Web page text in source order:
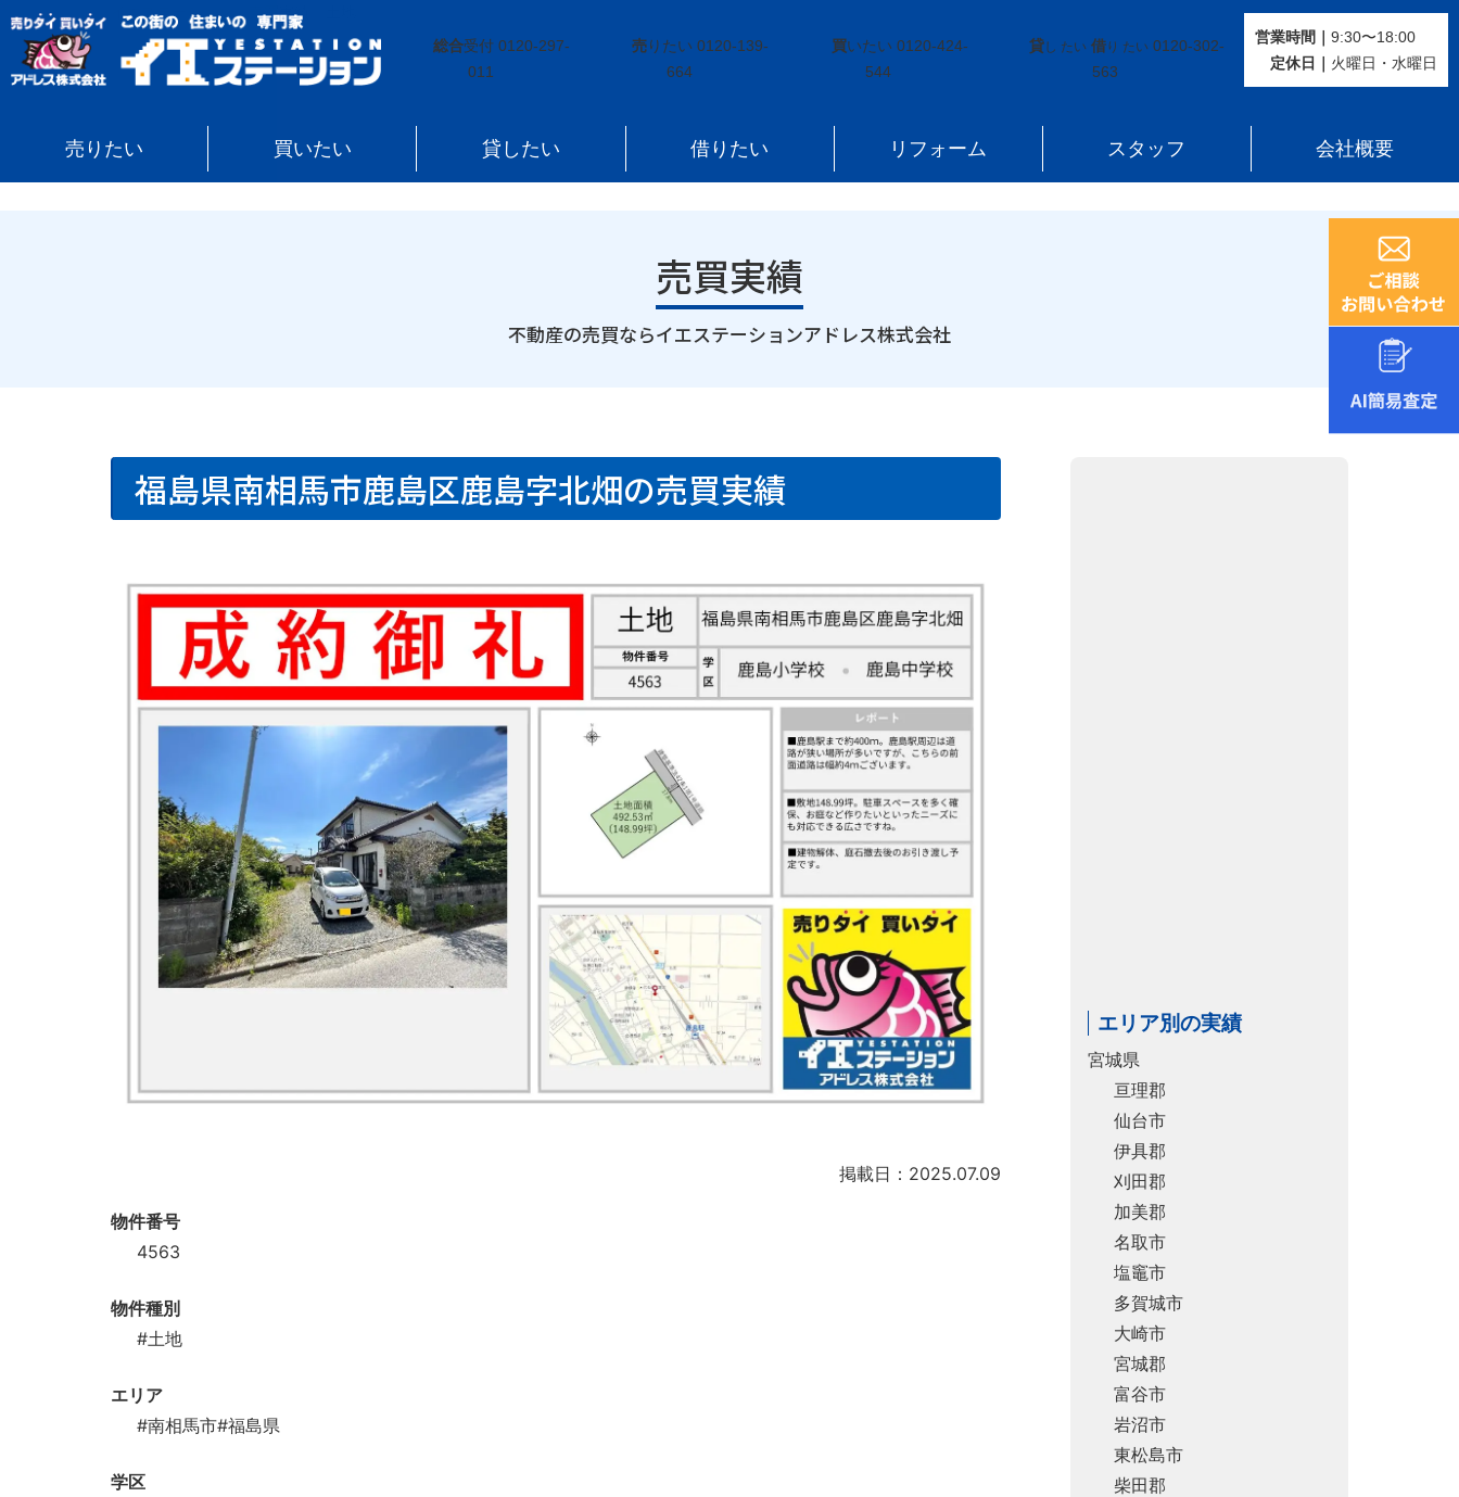
総合受付 0120-297-
011
売りたい 0120-139-
664
買いたい 0120-424-
544
貸し たい 借り たい 0120-302-
563
営業時間｜ 9:30〜18:00
定休⽇｜ 火曜⽇・水曜⽇
売りたい 買いたい 貸したい 借りたい リフォーム スタッフ 会社概要
イエステーション » 売買実績
売買実績
｜
不動産の売買ならイエステーションアドレス株式会社
福島県南相馬市鹿島区鹿島字北畑の売買実績
掲載日：2025.07.09
物件番号
4563
物件種別
#土地
エリア
#南相馬市#福島県
学区
エリア別の実績
宮城県
亘理郡
仙台市
伊具郡
刈田郡
加美郡
名取市
塩竈市
多賀城市
大崎市
宮城郡
富谷市
岩沼市
東松島市
柴田郡